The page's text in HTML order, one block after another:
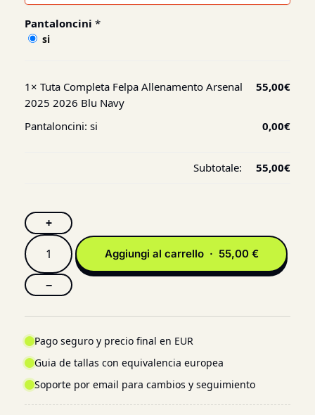
Pantaloncini *
si
1× Tuta Completa Felpa Allenamento Arsenal
2025 2026 Blu Navy
55,00€
Pantaloncini: si 0,00€
Subtotale: 55,00€
+
−
Aggiungi al carrello · 55,00 €
Pago seguro y precio final en EUR
Guia de tallas con equivalencia europea
Soporte por email para cambios y seguimiento